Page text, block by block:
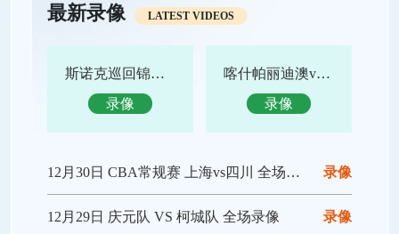
最新录像 LATEST VIDEOS
斯诺克巡回锦标赛决赛 特鲁姆普vs赵心童 全场录像回放
录像
喀什帕丽迪澳vs吴川青年 全场录像回放
录像
录像
12月30日 CBA常规赛 上海vs四川 全场录像回放
录像
12月29日 庆元队 VS 柯城队 全场录像